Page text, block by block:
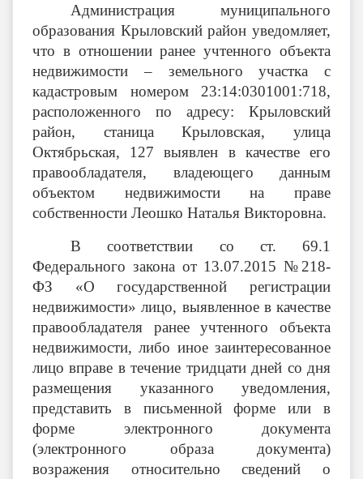
Администрация муниципального
образования Крыловский район уведомляет,
что в отношении ранее учтенного объекта
недвижимости – земельного участка с
кадастровым номером 23:14:0301001:718,
расположенного по адресу: Крыловский
район, станица Крыловская, улица
Октябрьская, 127выявлен в качестве его
правообладателя, владеющего данным
объектом недвижимости на праве
собственности Леошко Наталья Викторовна.
В соответствии со ст. 69.1
Федерального закона от 13.07.2015 №218-
ФЗ «О государственной регистрации
недвижимости» лицо, выявленное в качестве
правообладателя ранее учтенного объекта
недвижимости, либо иное заинтересованное
лицо вправе в течение тридцати дней со дня
размещения указанного уведомления,
представить в письменной форме или в
форме электронного документа
(электронного образа документа)
возражения относительно сведений о